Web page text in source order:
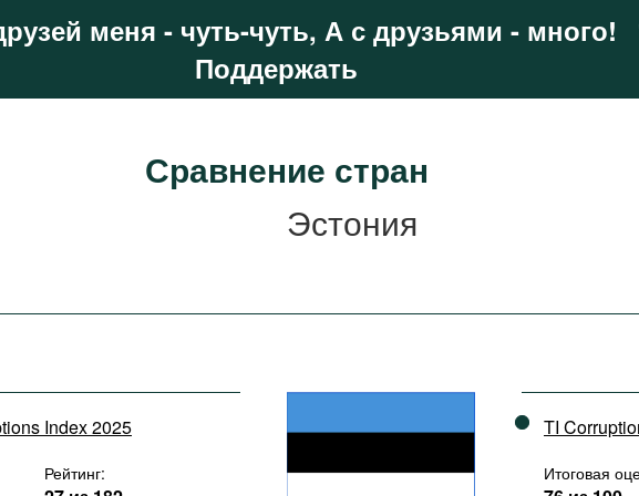
меня - чуть-чуть, А с друзьями - много!
Поддержать
Сравнение стран
Эстония
Index 2025
Рейтинг:
TI
Итоговая